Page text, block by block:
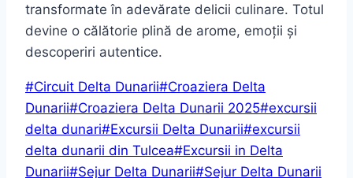
transformate în adevărate delicii culinare. Totul
devine o călătorie plină de arome, emoții și
descoperiri autentice.
Post
Tags:
#Circuit Delta Dunarii#Croaziera Delta
Dunarii#Croaziera Delta Dunarii 2025#excursii
delta dunari#Excursii Delta Dunarii#excursii
delta dunarii din Tulcea#Excursii in Delta
Dunarii#Sejur Delta Dunarii#Sejur Delta Dunarii